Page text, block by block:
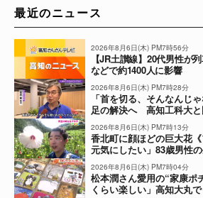
最近のニュース
2026年8月6日(木) PM7時56分
【JR土讃線】20代男性
などで約1400人に影響
2026年8月6日(木) PM7時28分
「首を切る、そんなんじ
足の解決へ 高知工科大と
2026年8月6日(木) PM7時13分
香北町に顔ほどの巨大花
元気にしたい」83歳男性
2026年8月6日(木) PM7時04分
松本潤さん愛用の“家康ポ
くらい楽しい」高知大丸